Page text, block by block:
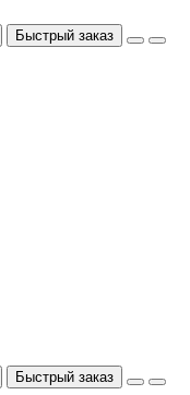
Быстрый заказ
Быстрый заказ